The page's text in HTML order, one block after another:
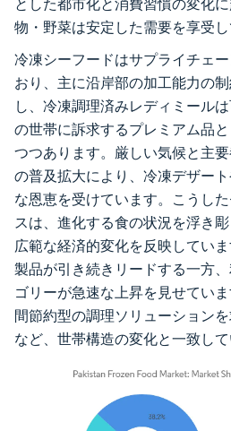
とした都市化と消費習慣の変化
物・野菜は安定した需要を享受し
冷凍シーフードはサプライチェ
おり、主に沿岸部の加工能力の
し、冷凍調理済みレディミール
の世帯に訴求するプレミアム品
つつあります。厳しい気候と主
の普及拡大により、冷凍デザー
な恩恵を受けています。こうし
スは、進化する食の状況を浮き
広範な経済的変化を反映してい
製品が引き続きリードする一方
ゴリーが急速な上昇を見せてい
間節約型の調理ソリューション
など、世帯構造の変化と一致して